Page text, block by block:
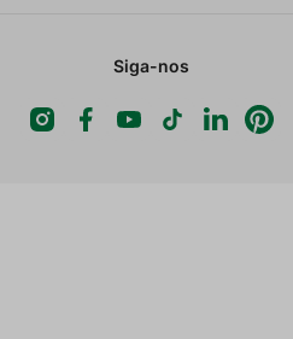
Siga-nos